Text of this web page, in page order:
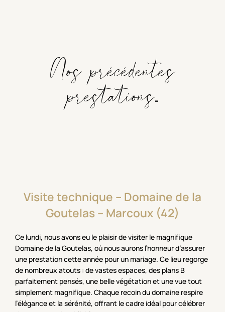
Nos précédentes
prestations...
Visitetechnique – Domaine de la
Goutelas – Marcoux (42)
Ce lundi, nous avons eu le plaisir de visiter le magnifique
Domaine de la Goutelas, où nous aurons l’honneur d’assurer
une prestation cette année pour un mariage. Ce lieu regorge
de nombreux atouts : de vastes espaces, des plans B
parfaitement pensés, une belle végétation et une vue tout
simplement magnifique. Chaque recoin du domaine respire
l’élégance et la sérénité, offrant le cadre idéal pour célébrer